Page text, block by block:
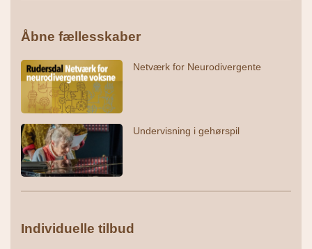
Åbne fællesskaber
Netværk for Neurodivergente
Undervisning i gehørspil
Individuelle tilbud